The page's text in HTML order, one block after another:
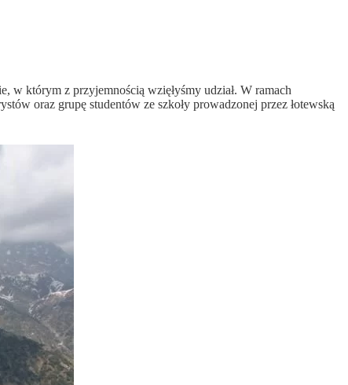
w którym z przyjemnością wzięłyśmy udział. W ramach
oraz grupę studentów ze szkoły prowadzonej przez łotewską